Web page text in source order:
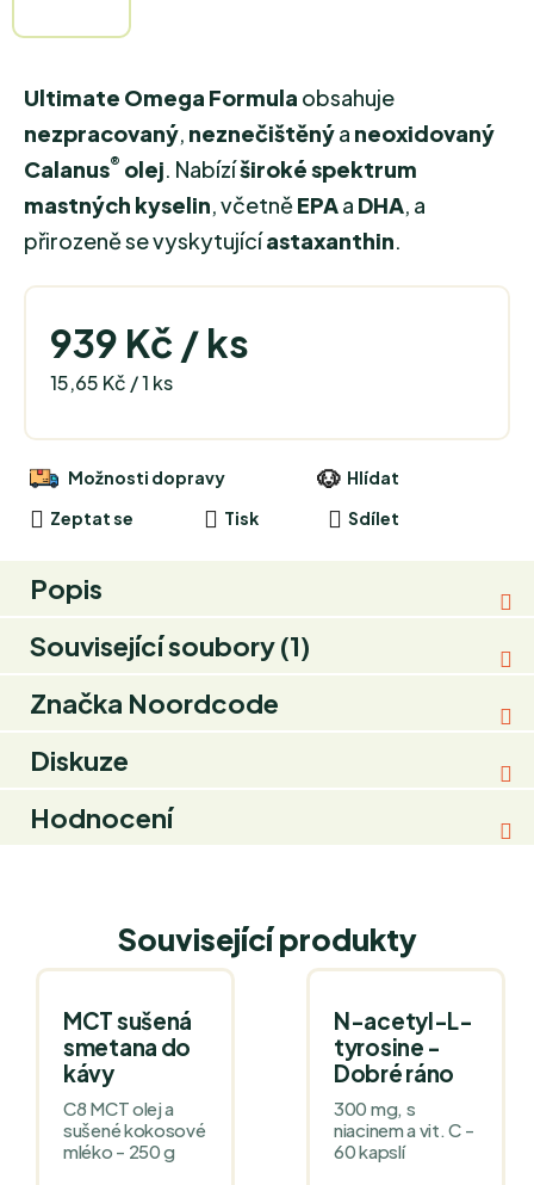
Ultimate Omega Formula obsahuje
nezpracovaný neznečištěnýa neoxidovaný
Calanus® olej . Nabízíširoké spektrum
mastných kyselin , včetněEPAa DHA , a
přirozeně se vyskytujícíastaxanthin
939 Kč / ks
Měrná cena:
15,65 Kč / 1 ks
Tisk
Zeptat se
Hlídat
Sdílet
Možnosti dopravy
Popis
Související soubory (1)
Značka Noordcode
Diskuze
Hodnocení
Související produkty
MCT sušená
smetana do
kávy
C8 MCT olej a
sušené kokosové
mléko - 250 g
N-acetyl-L-
tyrosine -
Dobré ráno
300 mg, s
niacinem a vit. C -
60 kapslí